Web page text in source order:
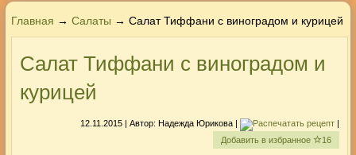
Главная → Салаты → Салат Тиффани с виноградом и курицей
Салат Тиффани с виноградом и
курицей
12.11.2015 | Автор: Надежда Юрикова|
|
Добавить в избранное
16